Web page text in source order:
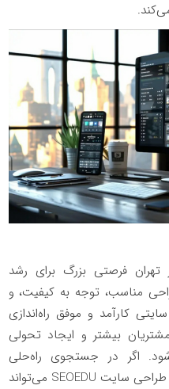
فرصتی بزرگ برای رشد
مناسب، توجه به کیفیت، و
کارآمد و موفق راه‌اندازی
بیشتر و ایجاد تحولی
اگر در جستجوی راه‌حلی
طراحی سایت SEOEDU می‌تواند